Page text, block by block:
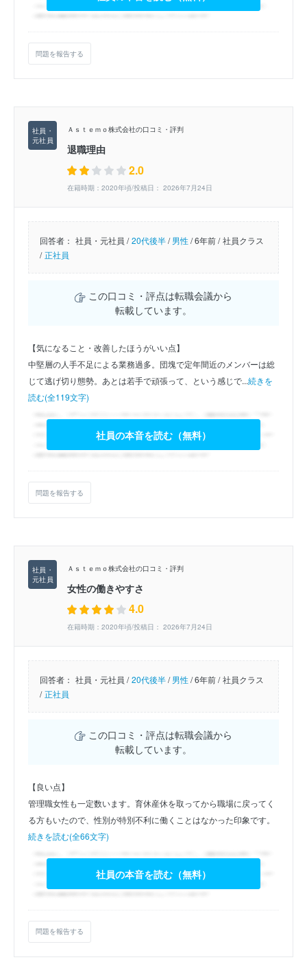
問題を報告する
Ａｓｔｅｍｏ株式会社の口コミ・評判
退職理由
2.0
在籍時期：2020年頃/投稿日： 2026年7月24日
回答者： 社員・元社員 / 20代後半/男性/6年前 / 社員クラス
/ 正社員
この口コミ・評点は転職会議から
転載しています。
【気になること・改善したほうがいい点】
中堅層の人手不足による業務過多。団塊で定年間近のメンバーは総
じて逃げ切り態勢。あとは若手で頑張って、という感じで...続きを
読む(全119文字)
社員の本音を読む（無料）
問題を報告する
Ａｓｔｅｍｏ株式会社の口コミ・評判
女性の働きやすさ
4.0
在籍時期：2020年頃/投稿日： 2026年7月24日
回答者： 社員・元社員 / 20代後半/男性/6年前 / 社員クラス
/ 正社員
この口コミ・評点は転職会議から
転載しています。
【良い点】
管理職女性も一定数います。育休産休を取ってから職場に戻ってく
る方もいたので、性別が特別不利に働くことはなかった印象です。
続きを読む(全66文字)
社員の本音を読む（無料）
問題を報告する